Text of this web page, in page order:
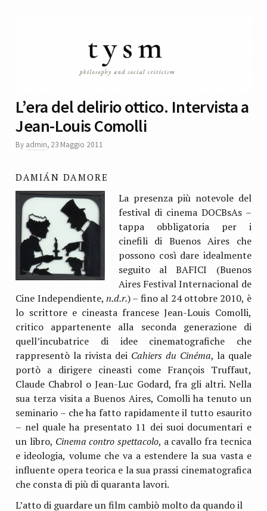
L’era del delirio ottico. Intervista a
Jean-Louis Comolli
By admin, 23 Maggio 2011
DAMIÁN DAMORE
La presenza più notevole del
festival di cinema DOCBsAs –
tappa obbligatoria per i
cinefili di Buenos Aires che
possono così dare idealmente
seguito al BAFICI (Buenos
Aires Festival Internacional de
Cine Independiente,n.d.r.) – fino al 24 ottobre 2010, è
lo scrittore e cineasta francese Jean-Louis Comolli,
critico appartenente alla seconda generazione di
quell’incubatrice di idee cinematografiche che
rappresentò la rivista dei Cahiers du Cinéma, la quale
portò a dirigere cineasti come François Truffaut,
Claude Chabrol o Jean-Luc Godard, fra gli altri. Nella
sua terza visita a Buenos Aires, Comolli ha tenuto un
seminario – che ha fatto rapidamente il tutto esaurito
– nel quale ha presentato 11 dei suoi documentari e
un libro, Cinema contro spettacolo, a cavallo fra tecnica
e ideologia, volume che va a estendere la sua vasta e
influente opera teorica e la sua prassi cinematografica
che consta di più di quaranta lavori.
L’atto di guardare un film cambiò molto da quando il